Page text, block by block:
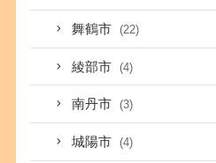
舞鶴市 (22)
綾部市 (4)
南丹市 (3)
城陽市 (4)